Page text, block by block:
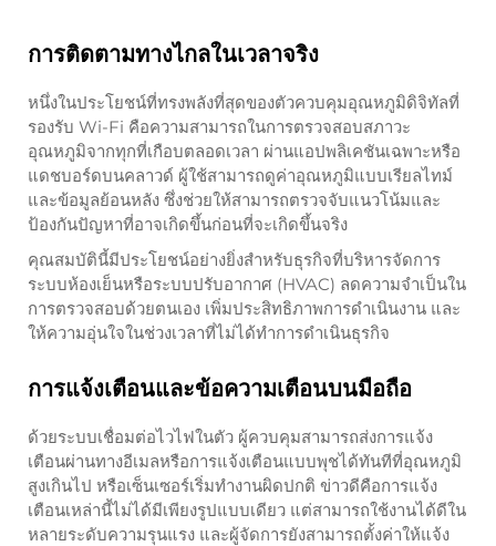
การติดตามทางไกลในเวลาจริง
หนึ่งในประโยชน์ที่ทรงพลังที่สุดของตัวควบคุมอุณหภูมิดิจิทัลที่
รองรับ Wi-Fi คือความสามารถในการตรวจสอบสภาวะ
อุณหภูมิจากทุกที่เกือบตลอดเวลา ผ่านแอปพลิเคชันเฉพาะหรือ
แดชบอร์ดบนคลาวด์ ผู้ใช้สามารถดูค่าอุณหภูมิแบบเรียลไทม์
และข้อมูลย้อนหลัง ซึ่งช่วยให้สามารถตรวจจับแนวโน้มและ
ป้องกันปัญหาที่อาจเกิดขึ้นก่อนที่จะเกิดขึ้นจริง
คุณสมบัตินี้มีประโยชน์อย่างยิ่งสำหรับธุรกิจที่บริหารจัดการ
ระบบห้องเย็นหรือระบบปรับอากาศ (HVAC) ลดความจำเป็นใน
การตรวจสอบด้วยตนเอง เพิ่มประสิทธิภาพการดำเนินงาน และ
ให้ความอุ่นใจในช่วงเวลาที่ไม่ได้ทำการดำเนินธุรกิจ
การแจ้งเตือนและข้อความเตือนบนมือถือ
ด้วยระบบเชื่อมต่อไวไฟในตัว ผู้ควบคุมสามารถส่งการแจ้ง
เตือนผ่านทางอีเมลหรือการแจ้งเตือนแบบพุชได้ทันทีที่อุณหภูมิ
สูงเกินไป หรือเซ็นเซอร์เริ่มทำงานผิดปกติ ข่าวดีคือการแจ้ง
เตือนเหล่านี้ไม่ได้มีเพียงรูปแบบเดียว แต่สามารถใช้งานได้ดีใน
หลายระดับความรุนแรง และผู้จัดการยังสามารถตั้งค่าให้แจ้ง